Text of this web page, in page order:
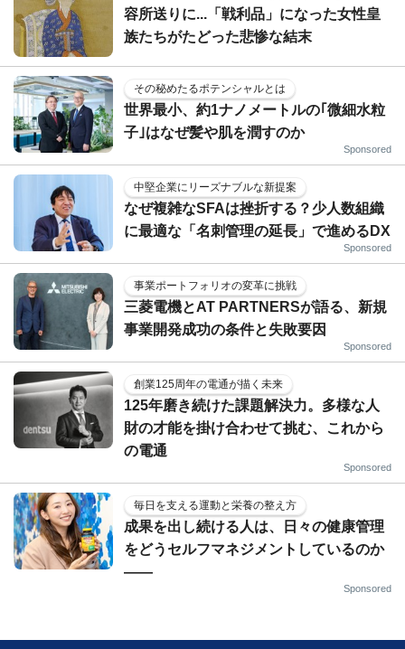
容所送りに...「戦利品」になった女性皇
族たちがたどった悲惨な結末
その秘めたるポテンシャルとは
世界最小、約1ナノメートルの｢微細水粒
子｣はなぜ髪や肌を潤すのか
Sponsored
中堅企業にリーズナブルな新提案
なぜ複雑なSFAは挫折する？少人数組織
に最適な「名刺管理の延長」で進めるDX
Sponsored
事業ポートフォリオの変革に挑戦
三菱電機とAT PARTNERSが語る、新規
事業開発成功の条件と失敗要因
Sponsored
創業125周年の電通が描く未来
125年磨き続けた課題解決力。多様な人
財の才能を掛け合わせて挑む、これから
の電通
Sponsored
毎日を支える運動と栄養の整え方
成果を出し続ける人は、日々の健康管理
をどうセルフマネジメントしているのか
——
Sponsored